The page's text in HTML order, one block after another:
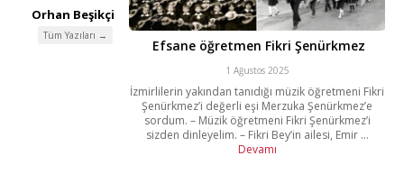
Orhan Beşikçi
Tüm Yazıları →
Efsane öğretmen Fikri Şenürkmez
1 Ağustos 2025
İzmirlilerin yakından tanıdığı müzik öğretmeni Fikri
Şenürkmez’i değerli eşi Merzuka Şenürkmez’e
sordum. – Müzik öğretmeni Fikri Şenürkmez’i
sizden dinleyelim. – Fikri Bey’in ailesi, Emir ...
Devamı